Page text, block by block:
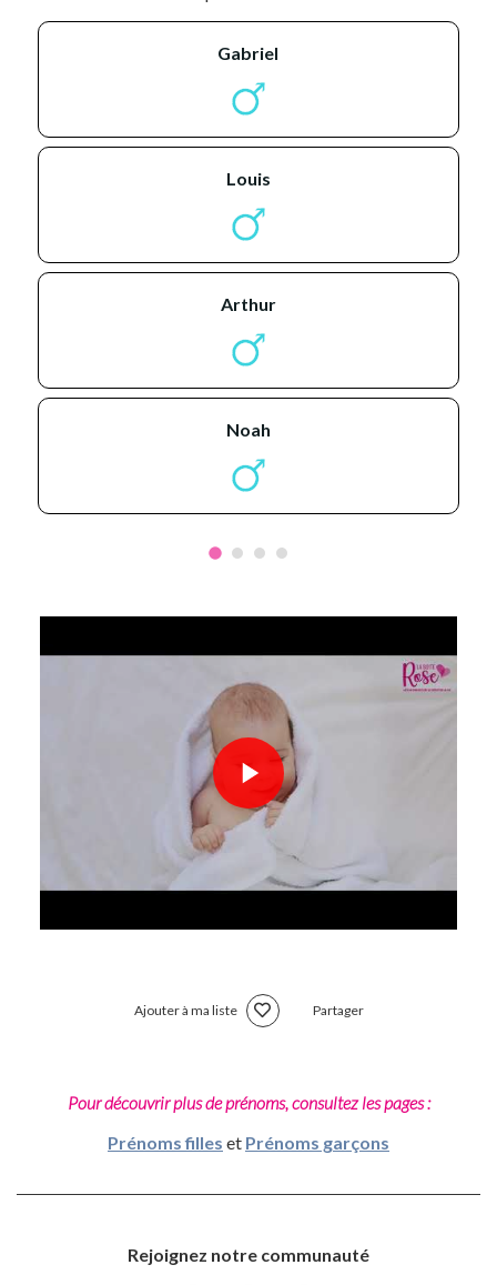
gabriel
louis
arthur
noah
Ajouter à ma liste Partager
Pour découvrir plus de prénoms, consultez les pages :
Prénoms filles et Prénoms garçons
Rejoignez notre communauté